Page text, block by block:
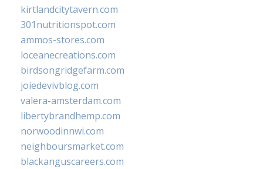
kirtlandcitytavern.com
301nutritionspot.com
ammos-stores.com
loceanecreations.com
birdsongridgefarm.com
joiedevivblog.com
valera-amsterdam.com
libertybrandhemp.com
norwoodinnwi.com
neighboursmarket.com
blackanguscareers.com